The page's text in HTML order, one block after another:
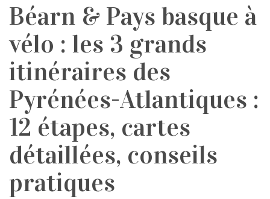
Béarn & Pays basque à
vélo : les 3 grands
itinéraires des
Pyrénées-Atlantiques :
12 étapes, cartes
détaillées, conseils
pratiques